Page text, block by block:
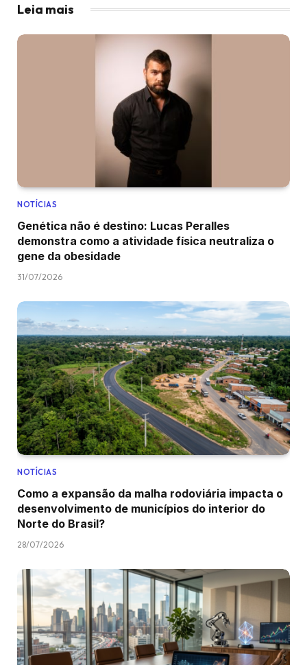
Leia mais
NOTÍCIAS
Genética não é destino: Lucas Peralles
demonstra como a atividade física neutraliza o
gene da obesidade
31/07/2026
NOTÍCIAS
Como a expansão da malha rodoviária impacta o
desenvolvimento de municípios do interior do
Norte do Brasil?
28/07/2026